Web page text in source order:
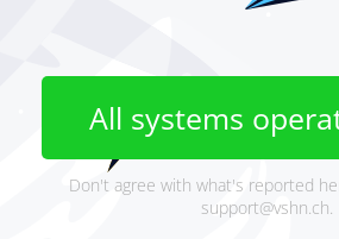
All systems
Don't agree with what's reported
support@vshn.ch.